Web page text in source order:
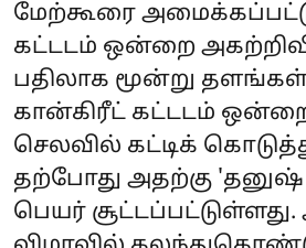
மேற்கூரை
கட்டடம் ஒன்றை
பதிலாக மூன்று
கான்கிரீட் கட்டடம்
செலவில் கட்டிக்
தற்போது அதற்கு 'தனுஷ்
பெயர் சூட்டப்பட்டுள்ளது.